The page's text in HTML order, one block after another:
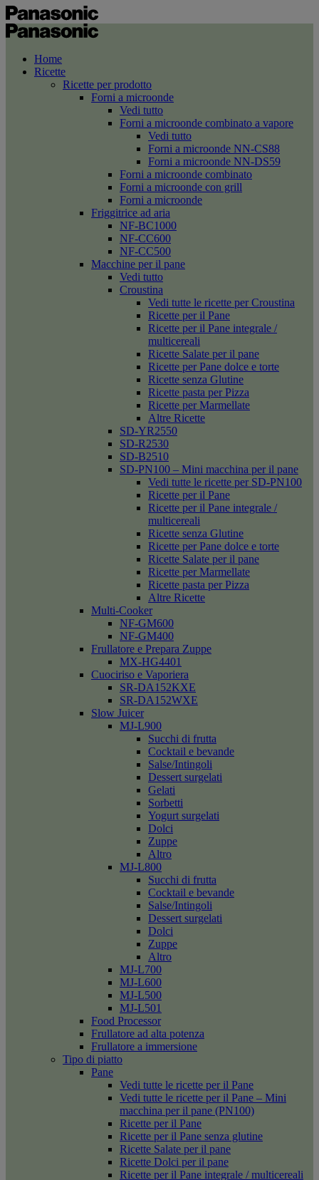
Home
Ricette
Ricette per prodotto
Forni a microonde
Vedi tutto
Forni a microonde combinato a vapore
Vedi tutto
Forni a microonde NN-CS88
Forni a microonde NN-DS59
Forni a microonde combinato
Forni a microonde con grill
Forni a microonde
Friggitrice ad aria
NF-BC1000
NF-CC600
NF-CC500
Macchine per il pane
Vedi tutto
Croustina
Vedi tutte le ricette per Croustina
Ricette per il Pane
Ricette per il Pane integrale /
multicereali
Ricette Salate per il pane
Ricette per Pane dolce e torte
Ricette senza Glutine
Ricette pasta per Pizza
Ricette per Marmellate
Altre Ricette
SD-YR2550
SD-R2530
SD-B2510
SD-PN100 – Mini macchina per il pane
Vedi tutte le ricette per SD-PN100
Ricette per il Pane
Ricette per il Pane integrale /
multicereali
Ricette senza Glutine
Ricette per Pane dolce e torte
Ricette Salate per il pane
Ricette per Marmellate
Ricette pasta per Pizza
Altre Ricette
Multi-Cooker
NF-GM600
NF-GM400
Frullatore e Prepara Zuppe
MX-HG4401
Cuociriso e Vaporiera
SR-DA152KXE
SR-DA152WXE
Slow Juicer
MJ-L900
Succhi di frutta
Cocktail e bevande
Salse/Intingoli
Dessert surgelati
Gelati
Sorbetti
Yogurt surgelati
Dolci
Zuppe
Altro
MJ-L800
Succhi di frutta
Cocktail e bevande
Salse/Intingoli
Dessert surgelati
Dolci
Zuppe
Altro
MJ-L700
MJ-L600
MJ-L500
MJ-L501
Food Processor
Frullatore ad alta potenza
Frullatore a immersione
Tipo di piatto
Pane
Vedi tutte le ricette per il Pane
Vedi tutte le ricette per il Pane – Mini
macchina per il pane (PN100)
Ricette per il Pane
Ricette per il Pane senza glutine
Ricette Salate per il pane
Ricette Dolci per il pane
Ricette per il Pane integrale / multicereali